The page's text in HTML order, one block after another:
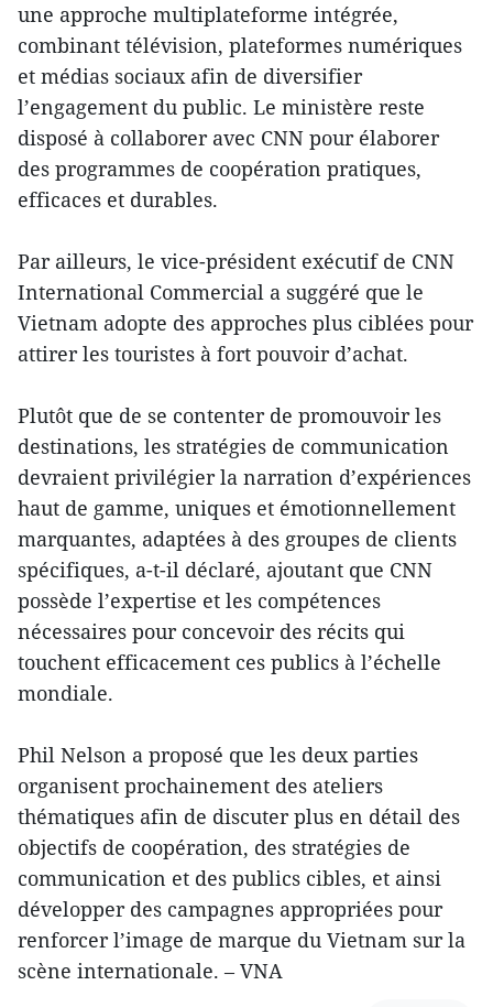
une approche multiplateforme intégrée,
combinant télévision, plateformes numériques
et médias sociaux afin de diversifier
l’engagement du public. Le ministère reste
disposé à collaborer avec CNN pour élaborer
des programmes de coopération pratiques,
efficaces et durables.
Par ailleurs, le vice-président exécutif de CNN
International Commercial a suggéré que le
Vietnam adopte des approches plus ciblées pour
attirer les touristes à fort pouvoir d’achat.
Plutôt que de se contenter de promouvoir les
destinations, les stratégies de communication
devraient privilégier la narration d’expériences
haut de gamme, uniques et émotionnellement
marquantes, adaptées à des groupes de clients
spécifiques, a-t-il déclaré, ajoutant que CNN
possède l’expertise et les compétences
nécessaires pour concevoir des récits qui
touchent efficacement ces publics à l’échelle
mondiale.
Phil Nelson a proposé que les deux parties
organisent prochainement des ateliers
thématiques afin de discuter plus en détail des
objectifs de coopération, des stratégies de
communication et des publics cibles, et ainsi
développer des campagnes appropriées pour
renforcer l’image de marque du Vietnam sur la
scène internationale. – VNA